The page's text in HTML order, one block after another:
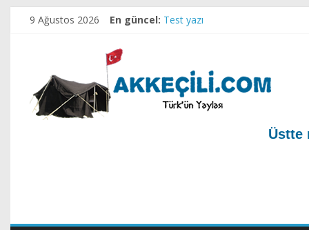
9 Ağustos 2026 En güncel: Test yazı
Ahirete Göçenler-1
Üstte